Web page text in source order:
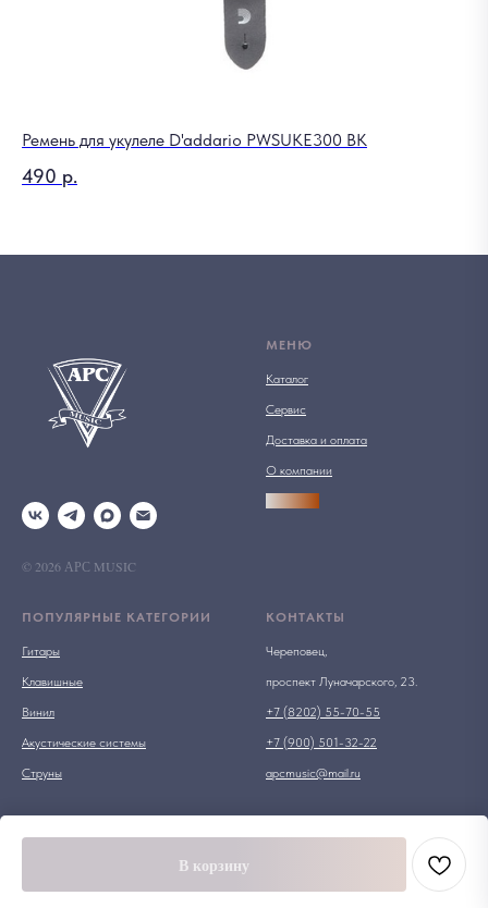
В корзину
Ремень для укулеле D'addario PWSUKE300 BK
490 р.
© 2026 АРС MUSIC
МЕНЮ
Каталог
Сервис
Доставка и оплата
О компании
ПОПУЛЯРНЫЕ КАТЕГОРИИ
Гитары
Клавишные
Винил
Акустические системы
Струны
КОНТАКТЫ
Череповец,
проспект Луначарского, 23.
+7 (8202) 55-70-55
+7 (900) 501-32-22
apcmusic@mail.ru